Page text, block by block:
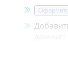
данные;